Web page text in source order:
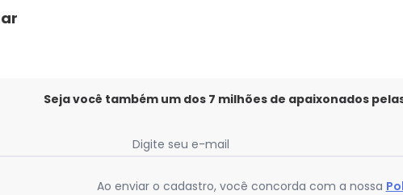
Seja você também um dos 7 milhões de apaixonados
Digite seu e-mail
Ao enviar o cadastro, você concorda com a nossa